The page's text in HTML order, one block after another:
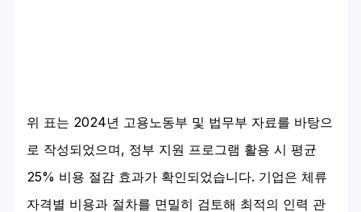
위 표는 2024년 고용노동부 및 법무부 자료를 바탕으
로 작성되었으며, 정부 지원 프로그램 활용 시 평균
25% 비용 절감 효과가 확인되었습니다. 기업은 체류
자격별 비용과 절차를 면밀히 검토해 최적의 인력 관